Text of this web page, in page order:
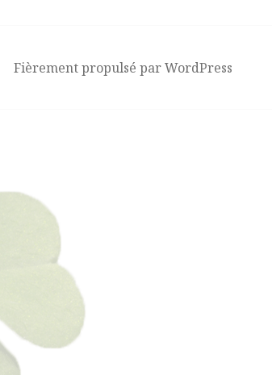
Fièrement propulsé par WordPress